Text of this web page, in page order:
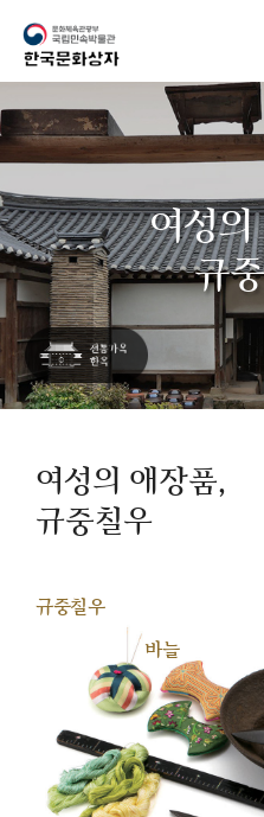
여성
규
여성의 애장품,
규중칠우
규중칠우
바늘